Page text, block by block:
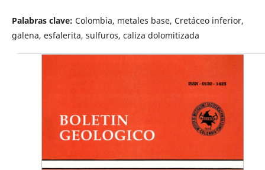
Palabras clave: Colombia, metales base, Cretáceo inferior,
galena, esfalerita, sulfuros, caliza dolomitizada